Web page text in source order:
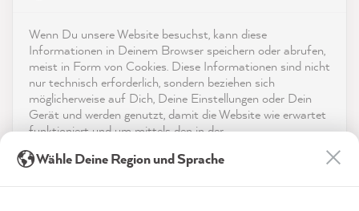
Service
Kontakt
Wenn Du unsere Website besuchst, kann diese
Informationen in Deinem Browser speichern oder abrufen,
meist in Form von Cookies. Diese Informationen sind nicht
nur technisch erforderlich, sondern beziehen sich
möglicherweise auf Dich, Deine Einstellungen oder Dein
Gerät und werden genutzt, damit die Website wie erwartet
funktioniert und um mittels den in der
der Webseite für deren Optimierung zu analysieren sowie
reviews-io
Verifizierter Kunde
Zum Versiegeln - MissPompadour Versiegelung
Wähle Deine Region und Sprache